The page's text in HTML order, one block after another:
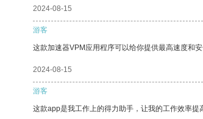
2024-08-15
游客
这款加速器VPM应用程序可以给你提供最高速度和
2024-08-15
游客
这款app是我工作上的得力助手，让我的工作效率提